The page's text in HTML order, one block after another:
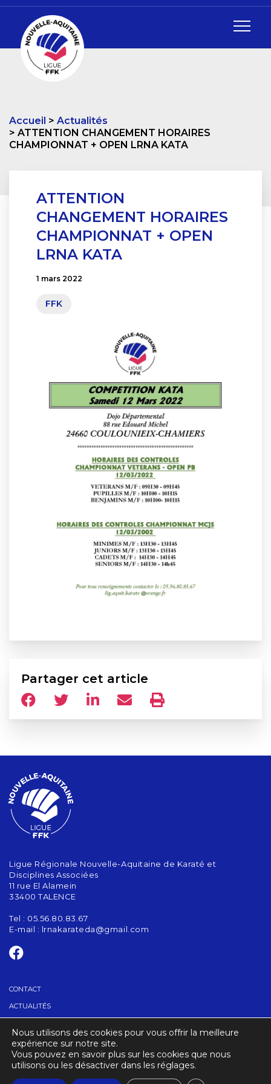
Accueil
Actualités
ATTENTION CHANGEMENT HORAIRES
CHAMPIONNAT + OPEN LRNA KATA
ATTENTION
CHANGEMENT HORAIRES
CHAMPIONNAT + OPEN
LRNA KATA
1 mars 2022
FFK
Partager cet article
Ligue Régionale Nouvelle-Aquitaine de Karaté et
Disciplines Associées
11 rue El Alamein
33400 TALENCE
Tel : 05.56.80.83.67
E-mail : lrnakarateda@gmail.com
CONTACT
ACTUALITÉS
TROUVER UN CLUB
CRÉDITS MENTIONS LÉGALES
Nous utilisons des cookies pour vous offrir la meilleure
expérience sur notre site.
Vous pouvez en savoir plus sur les cookies que nous
utilisons ou les désactiver dans les réglages.